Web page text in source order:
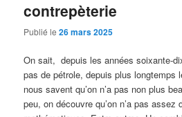
contrepèterie
Publié le26 mars 2025
On sait, depuis les années soixante-
pas de pétrole, depuis plus longtemps
nous savent qu’on n’a pas non plus
peu, on découvre qu’on n’a pas assez